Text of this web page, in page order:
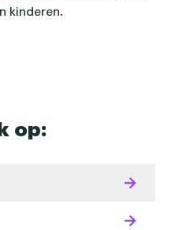
kinderen.
op: